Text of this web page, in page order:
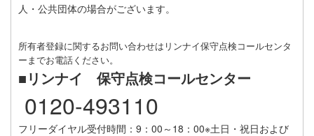
人・公共団体の場合がございます。
所有者登録に関するお問い合わせはリンナイ保守点検コールセンタ
ーまでお電話ください。
■リンナイ 保守点検コールセンター
0120-493110
フリーダイヤル受付時間：9：00～18：00※土日・祝日および